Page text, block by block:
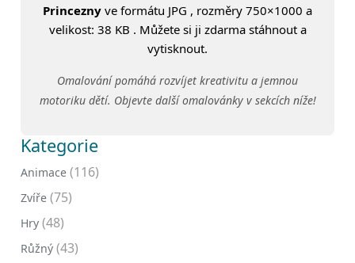
Princezny ve formátu JPG , rozměry 750×1000 a
velikost: 38 KB . Můžete si ji zdarma stáhnout a
vytisknout.
Omalování pomáhá rozvíjet kreativitu a jemnou
motoriku dětí. Objevte další omalovánky v sekcích níže!
Kategorie
Animace (116)
Zvíře (75)
Hry (48)
Růžný (43)